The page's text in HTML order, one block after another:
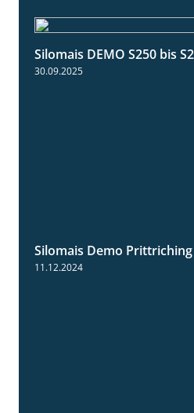
Silomais DEMO S250 bis
30.09.2025
Silomais Demo
11.12.2024